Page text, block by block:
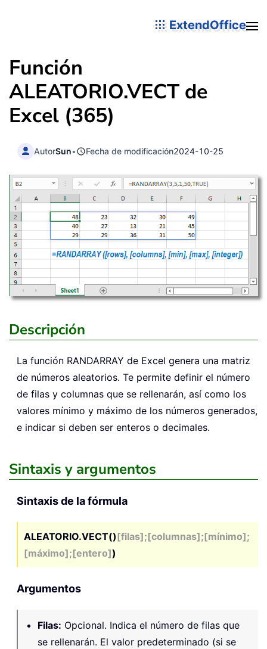
ExtendOffice
Función
ALEATORIO.VECT de
Excel (365)
AutorSun• Fecha de modificación2024-10-25
Descripción
La función RANDARRAY de Excel genera una matriz
de números aleatorios. Te permite definir el número
de filas y columnas que se rellenarán, así como los
valores mínimo y máximo de los números generados,
e indicar si deben ser enteros o decimales.
Sintaxis y argumentos
Sintaxis de la fórmula
ALEATORIO.VECT()[filas];[columnas];[mínimo];
[máximo];[entero])
Argumentos
Filas: Opcional. Indica el número de filas que
se rellenarán. El valor predeterminado (si se